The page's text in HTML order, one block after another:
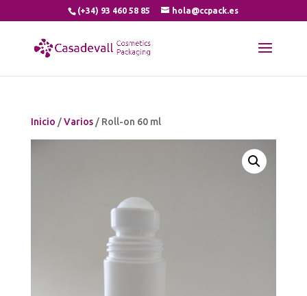
(+34) 93 460 58 85 hola@ccpack.es
Inicio /Varios/ Roll-on 60 ml